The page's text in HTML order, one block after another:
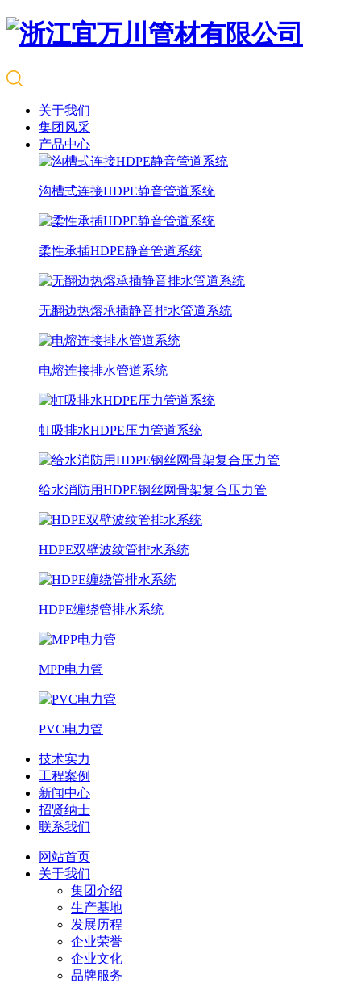
关于我们
集团风采
产品中心
沟槽式连接HDPE静音管道系统
柔性承插HDPE静音管道系统
无翻边热熔承插静音排水管道系统
电熔连接排水管道系统
虹吸排水HDPE压力管道系统
给水消防用HDPE钢丝网骨架复合压力管
HDPE双壁波纹管排水系统
HDPE缠绕管排水系统
MPP电力管
PVC电力管
技术实力
工程案例
新闻中心
招贤纳士
联系我们
网站首页
关于我们
集团介绍
生产基地
发展历程
企业荣誉
企业文化
品牌服务